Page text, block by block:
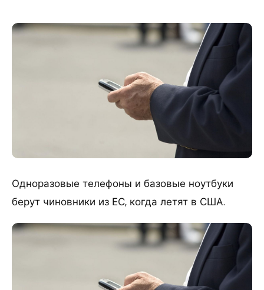
Одноразовые телефоны и базовые ноутбуки
берут чиновники из ЕС, когда летят в США.